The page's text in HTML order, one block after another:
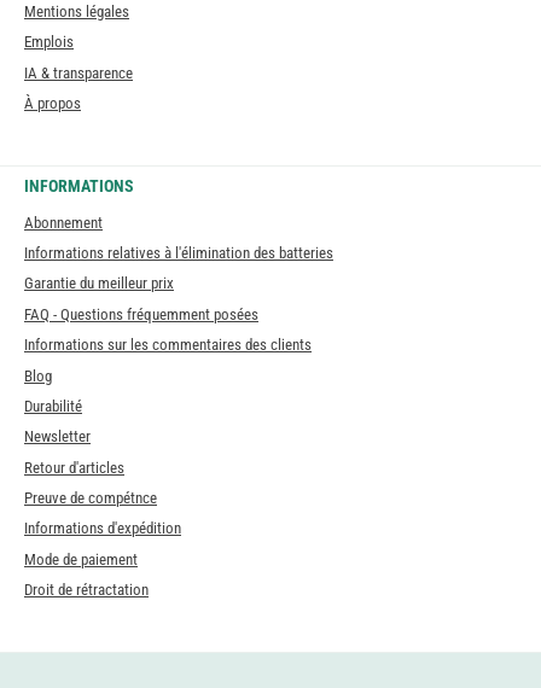
Mentions légales
Emplois
IA & transparence
À propos
INFORMATIONS
Abonnement
Informations relatives à l'élimination des batteries
Garantie du meilleur prix
FAQ - Questions fréquemment posées
Informations sur les commentaires des clients
Blog
Durabilité
Newsletter
Retour d'articles
Preuve de compétnce
Informations d'expédition
Mode de paiement
Droit de rétractation